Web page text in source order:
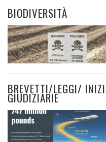
BIODIVERSITÀ
BREVETTI/LEGGI/
GIUDIZIARIE